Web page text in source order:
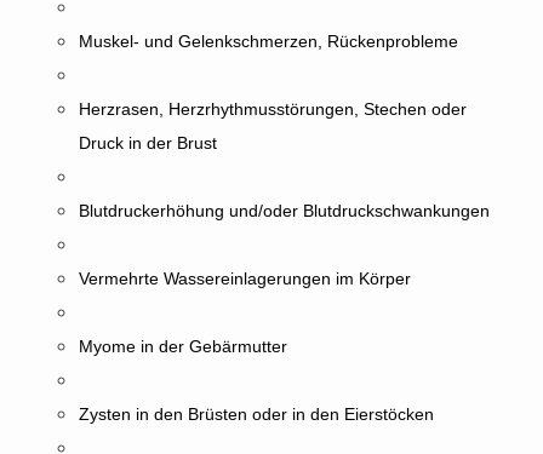
Muskel- und Gelenkschmerzen, Rückenprobleme
Herzrasen, Herzrhythmusstörungen, Stechen oder
Druck in der Brust
Blutdruckerhöhung und/oder Blutdruckschwankungen
Vermehrte Wassereinlagerungen im Körper
Myome in der Gebärmutter
Zysten in den Brüsten oder in den Eierstöcken